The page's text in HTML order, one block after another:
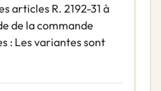
articles R. 2192-31 à
de la commande
: Les variantes sont